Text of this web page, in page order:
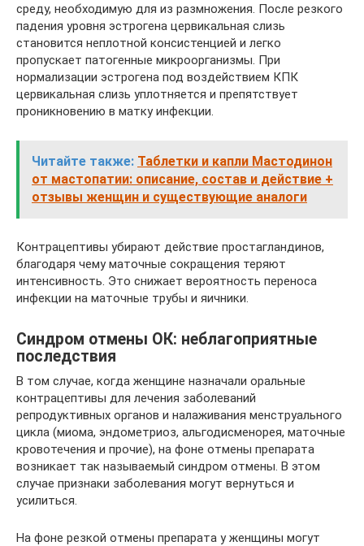
среду, необходимую для из размножения. После резкого
падения уровня эстрогена цервикальная слизь
становится неплотной консистенцией и легко
пропускает патогенные микроорганизмы. При
нормализации эстрогена под воздействием КПК
цервикальная слизь уплотняется и препятствует
проникновению в матку инфекции.
Читайте также: Таблетки и капли Мастодинон
от мастопатии: описание, состав и действие +
отзывы женщин и существующие аналоги
Контрацептивы убирают действие простагландинов,
благодаря чему маточные сокращения теряют
интенсивность. Это снижает вероятность переноса
инфекции на маточные трубы и яичники.
Синдром отмены ОК: неблагоприятные
последствия
В том случае, когда женщине назначали оральные
контрацептивы для лечения заболеваний
репродуктивных органов и налаживания менструального
цикла (миома, эндометриоз, альгодисменорея, маточные
кровотечения и прочие), на фоне отмены препарата
возникает так называемый синдром отмены. В этом
случае признаки заболевания могут вернуться и
усилиться.
На фоне резкой отмены препарата у женщины могут